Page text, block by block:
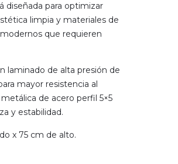
diseñada para optimizar
limpia y materiales de
que requieren
laminado de alta presión de
mayor resistencia al
de acero perfil 5×5
y estabilidad.
x 75 cm de alto.